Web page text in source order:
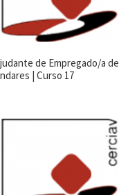
de Empregado/a de
| Curso 17